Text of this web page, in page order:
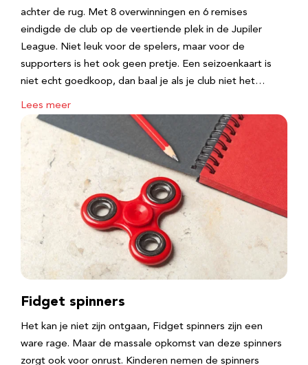
achter de rug. Met 8 overwinningen en 6 remises
eindigde de club op de veertiende plek in de Jupiler
League. Niet leuk voor de spelers, maar voor de
supporters is het ook geen pretje. Een seizoenkaart is
niet echt goedkoop, dan baal je als je club niet het…
Lees meer
Fidget spinners
Het kan je niet zijn ontgaan, Fidget spinners zijn een
ware rage. Maar de massale opkomst van deze spinners
zorgt ook voor onrust. Kinderen nemen de spinners